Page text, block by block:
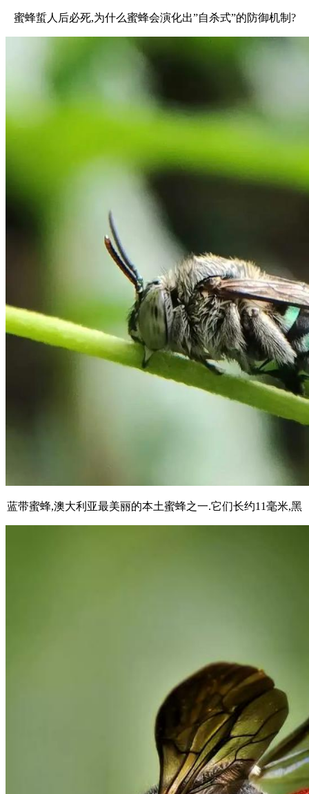
蜜蜂蜇人后必死,为什么蜜蜂会演化出”自杀式”的防御机制?
蓝带蜜蜂,澳大利亚最美丽的本土蜜蜂之一.它们长约11毫米,黑